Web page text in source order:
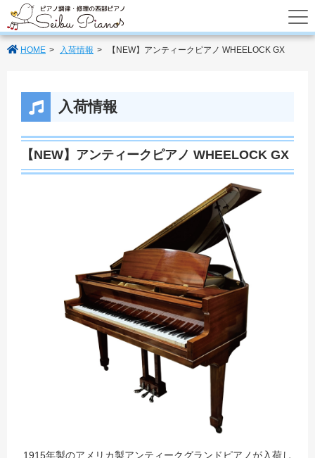
あなたのパートナーの西部ピアノでは調
HOME 入荷情報 【NEW】アンティークピアノ WHEELOCK GX
入荷情報
【NEW】アンティークピアノ WHEELOCK GX
1915年製のアメリカ製アンティークグランドピアノが入荷し